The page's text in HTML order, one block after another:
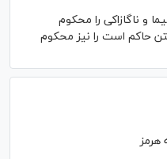
و ناگازاکی را محکوم
حاکم است را نیز محکوم